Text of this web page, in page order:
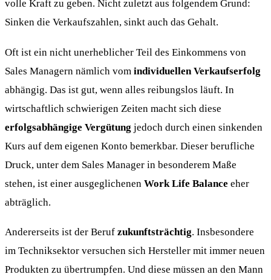
volle Kraft zu geben. Nicht zuletzt aus folgendem Grund:
Sinken die Verkaufszahlen, sinkt auch das Gehalt.
Oft ist ein nicht unerheblicher Teil des Einkommens von
Sales Managern nämlich vom individuellen Verkaufserfolg
abhängig. Das ist gut, wenn alles reibungslos läuft. In
wirtschaftlich schwierigen Zeiten macht sich diese
erfolgsabhängige Vergütung jedoch durch einen sinkenden
Kurs auf dem eigenen Konto bemerkbar. Dieser berufliche
Druck, unter dem Sales Manager in besonderem Maße
stehen, ist einer ausgeglichenen Work Life Balance eher
abträglich.
Andererseits ist der Beruf zukunftsträchtig. Insbesondere
im Techniksektor versuchen sich Hersteller mit immer neuen
Produkten zu übertrumpfen. Und diese müssen an den Mann